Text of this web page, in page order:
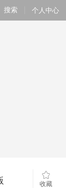
个人中心
搜索
收藏